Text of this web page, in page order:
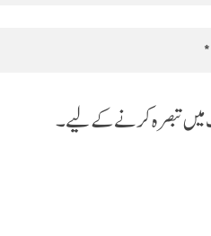
میں تبصرہ کرنے کےلیے۔